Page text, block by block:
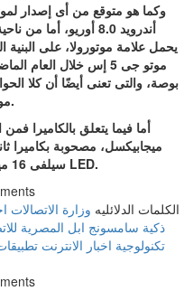
وكما هو متوقع من أى إصدار
أندرويد 8.0 أوريو،
يحمل علامة موتورولا، على
بوصة، والتى تعنى أيضًا أن كلا
موجودة، بالإضافة إلى بصمة اصبع أمامية.
سيلفى 16 ميجابكسل فى المقدمة إلى جانب فلاش LED.
الكلمات الدلائليه وزارة الاتصالات
ذكية سامسونج ابل المصرية
تكنولوجية اخبار الانترنت